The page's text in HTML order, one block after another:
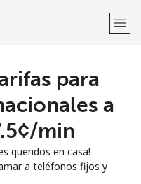
para
a
min
queridos en casa!
a teléfonos fijos y